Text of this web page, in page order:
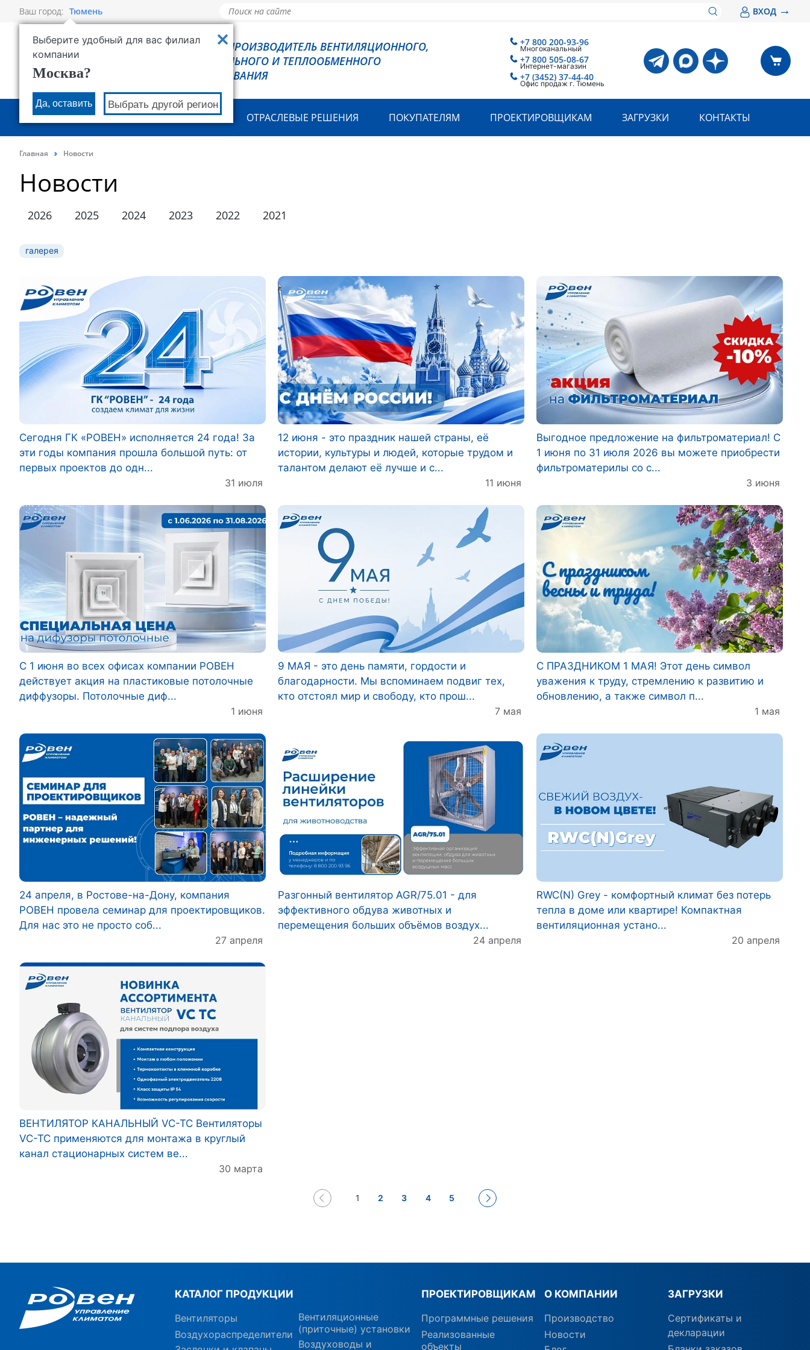
Ваш город: Тюмень
Выберите удобный для вас филиал
компании
Москва?
Да, оставить Выбрать другой регион
ВХОД →
РОВЕН - ПРОИЗВОДИТЕЛЬ ВЕНТИЛЯЦИОННОГО,
ХОЛОДИЛЬНОГО И ТЕПЛООБМЕННОГО
ОБОРУДОВАНИЯ
+7 800 200-93-96
Многоканальный
+7 800 505-08-67
Интернет-магазин
+7 (3452) 37-44-40
Офис продаж г. Тюмень
О КОМПАНИИ ПРОДУКЦИЯ ОТРАСЛЕВЫЕ РЕШЕНИЯ ПОКУПАТЕЛЯМ ПРОЕКТИРОВЩИКАМ ЗАГРУЗКИ КОНТАКТЫ
Главная Новости
Новости
2026 2025 2024 2023 2022 2021
галерея
Сегодня ГК «РОВЕН» исполняется 24 года! За
эти годы компания прошла большой путь: от
первых проектов до одн...
31 июля
12 июня - это праздник нашей страны, её
истории, культуры и людей, которые трудом и
талантом делают её лучше и с...
11 июня
Выгодное предложение на фильтроматериал! С
1 июня по 31 июля 2026 вы можете приобрести
фильтроматерилы со с...
3 июня
С 1 июня во всех офисах компании РОВЕН
действует акция на пластиковые потолочные
диффузоры. Потолочные диф...
1 июня
9 МАЯ - это день памяти, гордости и
благодарности. Мы вспоминаем подвиг тех,
кто отстоял мир и свободу, кто прош...
7 мая
С ПРАЗДНИКОМ 1 МАЯ! Этот день символ
уважения к труду, стремлению к развитию и
обновлению, а также символ п...
1 мая
24 апреля, в Ростове-на-Дону, компания
РОВЕН провела семинар для проектировщиков.
Для нас это не просто соб...
27 апреля
Разгонный вентилятор AGR/75.01 - для
эффективного обдува животных и
перемещения больших объёмов воздух...
24 апреля
RWC(N) Grey - комфортный климат без потерь
тепла в доме или квартире! Компактная
вентиляционная устано...
20 апреля
ВЕНТИЛЯТОР КАНАЛЬНЫЙ VC-TC Вентиляторы
VC-TC применяются для монтажа в круглый
канал стационарных систем ве...
30 марта
1 2 3 4 5
КАТАЛОГ ПРОДУКЦИИ
Вентиляторы
Воздухораспределители
Вентиляционные
(приточные) установки
Воздуховоды и
ПРОЕКТИРОВЩИКАМ
Программные решения
Реализованные
объекты
О КОМПАНИИ
Производство
Новости
ЗАГРУЗКИ
Сертификаты и
декларации